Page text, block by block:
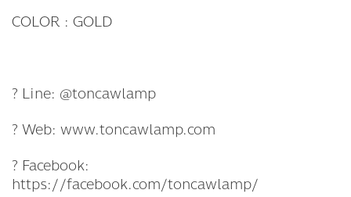
COLOR : GOLD
? Line: @toncawlamp
? Web: www.toncawlamp.com
? Facebook:
https://facebook.com/toncawlamp/